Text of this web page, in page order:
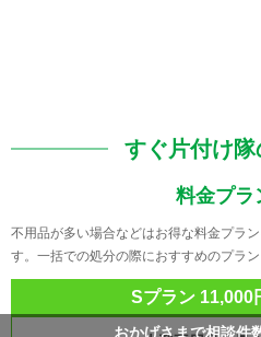
すぐ片付け
料金プラ
不用品が多い場合などはお得な料金プラ
す。一括での処分の際におすすめのプラン
Sプラン 11,000
おかげさまで相談件